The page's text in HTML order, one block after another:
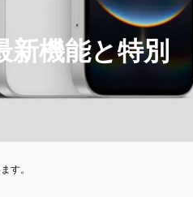
新機能と特別
す。